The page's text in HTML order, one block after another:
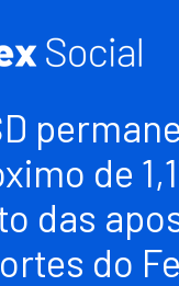
de
das
do